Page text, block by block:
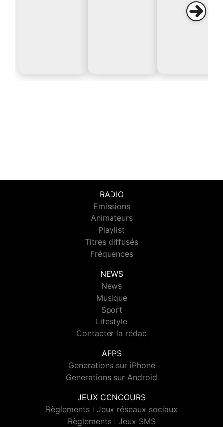
RADIO
Emissions
Animateurs
Playlist
Titres diffusés
Fréquences
NEWS
News
Musique
Sport
Lifestyle
Contacter la rédac
APPS
Generations sur iPhone
Generations sur Android
JEUX CONCOURS
Règlements : Jeux réseaux sociaux
Règlements : Jeux SMS